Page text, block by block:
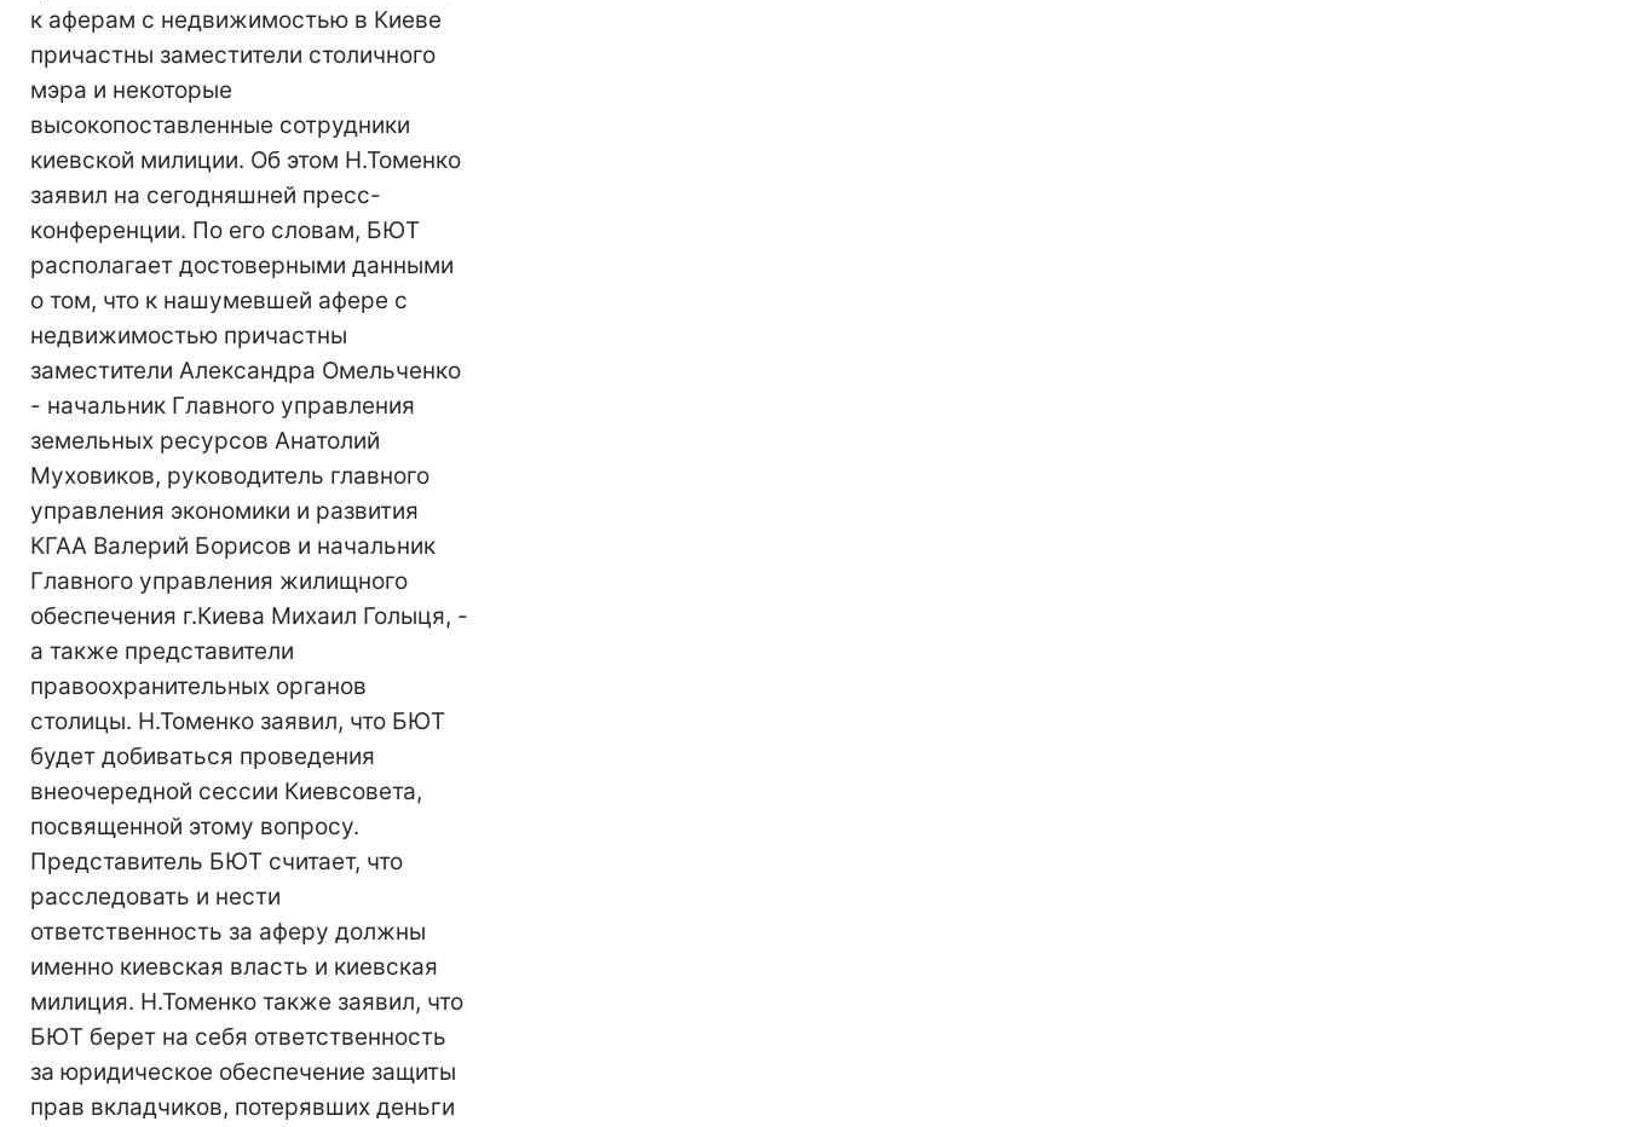
к аферам с недвижимостью в Киеве
причастны заместители столичного
мэра и некоторые
высокопоставленные сотрудники
киевской милиции. Об этом Н.Томенко
заявил на сегодняшней пресс-
конференции. По его словам, БЮТ
располагает достоверными данными
о том, что к нашумевшей афере с
недвижимостью причастны
заместители Александра Омельченко
- начальник Главного управления
земельных ресурсов Анатолий
Муховиков, руководитель главного
управления экономики и развития
КГАА Валерий Борисов и начальник
Главного управления жилищного
обеспечения г.Киева Михаил Голыця, -
а также представители
правоохранительных органов
столицы. Н.Томенко заявил, что БЮТ
будет добиваться проведения
внеочередной сессии Киевсовета,
посвященной этому вопросу.
Представитель БЮТ считает, что
расследовать и нести
ответственность за аферу должны
именно киевская власть и киевская
милиция. Н.Томенко также заявил, что
БЮТ берет на себя ответственность
за юридическое обеспечение защиты
прав вкладчиков, потерявших деньги